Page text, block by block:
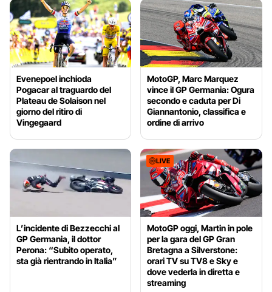
Evenepoel inchioda
Pogacar al traguardo del
Plateau de Solaison nel
giorno del ritiro di
Vingegaard
MotoGP, Marc Marquez
vince il GP Germania: Ogura
secondo e caduta per Di
Giannantonio, classifica e
ordine di arrivo
L’incidente di Bezzecchi al
GP Germania, il dottor
Perona: “Subito operato,
sta già rientrando in Italia”
LIVE
MotoGP oggi, Martin in pole
per la gara del GP Gran
Bretagna a Silverstone:
orari TV su TV8 e Sky e
dove vederla in diretta e
streaming